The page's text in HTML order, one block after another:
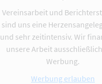
Vereinsarbeit und
sind uns eine
und sehr zeitintensiv. Wir
unsere Arbeit
Werbung.
Werbung erlauben